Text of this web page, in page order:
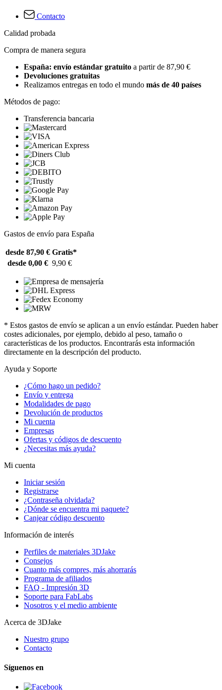
Contacto
Calidad probada
Compra de manera segura
España: envío estándar gratuito a partir de 87,90 €
Devoluciones gratuitas
Realizamos entregas en todo el mundo más de 40 países
Métodos de pago:
Transferencia bancaria
Gastos de envío para España
desde 87,90 € Gratis*
desde 0,00 € 9,90 €
* Estos gastos de envío se aplican a un envío estándar. Pueden haber
costes adicionales, por ejemplo, debido al peso, tamaño o
características de los productos. Encontrarás esta información
directamente en la descripción del producto.
Ayuda y Soporte
¿Cómo hago un pedido?
Envío y entrega
Modalidades de pago
Devolución de productos
Mi cuenta
Empresas
Ofertas y códigos de descuento
¿Necesitas más ayuda?
Mi cuenta
Iniciar sesión
Registrarse
¿Contraseña olvidada?
¿Dónde se encuentra mi paquete?
Canjear código descuento
Información de interés
Perfiles de materiales 3DJake
Consejos
Cuanto más compres, más ahorrarás
Programa de afiliados
FAQ - Impresión 3D
Soporte para FabLabs
Nosotros y el medio ambiente
Acerca de 3DJake
Nuestro grupo
Contacto
Síguenos en